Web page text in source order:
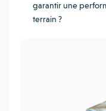
garantir une
terrain ?